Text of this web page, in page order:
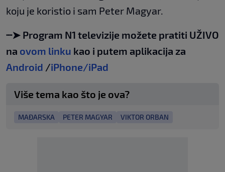
koju je koristio i sam Peter Magyar.
┈➤ Program N1 televizije možete pratiti UŽIVO
na ovom linku kao i putem aplikacija za
Android /iPhone/iPad
Više tema kao što je ova?
MAĐARSKA PETER MAGYAR VIKTOR ORBAN